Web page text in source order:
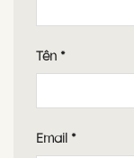
Tên *
Email *